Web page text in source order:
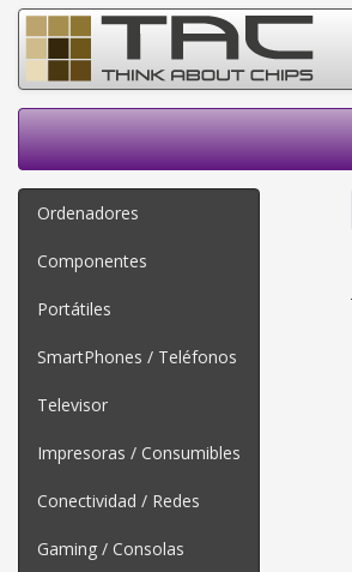
Ordenadores
Componentes
Portátiles
SmartPhones / Teléfonos
Televisor
Impresoras / Consumibles
Conectividad / Redes
Gaming / Consolas